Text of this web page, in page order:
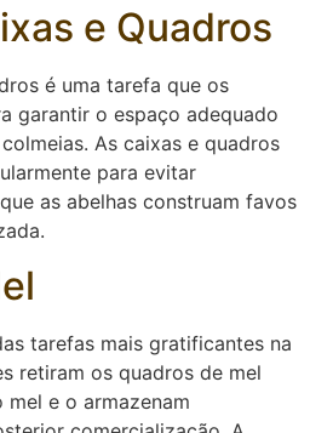
e Quadros
é uma tarefa que os
garantir o espaço adequado
As caixas e quadros
para evitar
as abelhas construam favos
tarefas mais gratificantes na
retiram os quadros de mel
e o armazenam